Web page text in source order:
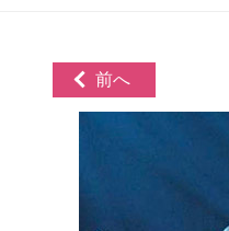
前へ